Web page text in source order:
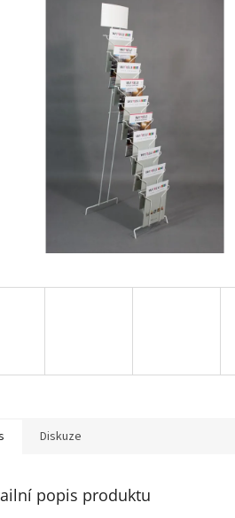
Diskuze
popis produktu